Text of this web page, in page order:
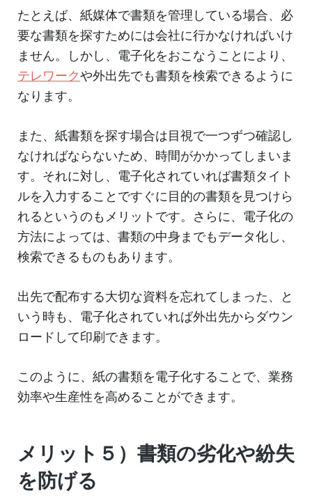
たとえば、紙媒体で書類を管理している場合、必
要な書類を探すためには会社に行かなければいけ
ません。しかし、電子化をおこなうことにより、
テレワークや外出先でも書類を検索できるように
なります。
また、紙書類を探す場合は目視で一つずつ確認し
なければならないため、時間がかかってしまいま
す。それに対し、電子化されていれば書類タイト
ルを入力することですぐに目的の書類を見つけら
れるというのもメリットです。さらに、電子化の
方法によっては、書類の中身までもデータ化し、
検索できるものもあります。
出先で配布する大切な資料を忘れてしまった、と
いう時も、電子化されていれば外出先からダウン
ロードして印刷できます。
このように、紙の書類を電子化することで、業務
効率や生産性を高めることができます。
メリット５）書類の劣化や紛失
を防げる